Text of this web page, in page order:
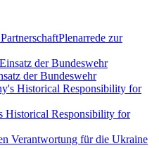
Plenarrede zur
der Bundeswehr
Historical Responsibility for